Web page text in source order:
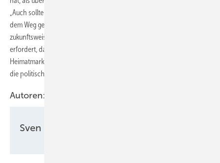
„Auch sollten noch verbliebene Hürden beim Ladesäulenausbau aus
dem Weg geräumt werden. Der Politik muss klar sein: Die Entwicklung
zukunftsweisender Elektromobilitätsprodukte in Deutschland
erfordert, dass wir mehr für Elektromobilität tun. Ein starker
Heimatmarkt ist die beste Standortpolitik. Das muss der Leitfaden für
die politischen Rahmenbedingungen sein“, erklärt sie.
Autoren:
Sven Ullrich